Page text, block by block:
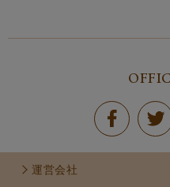
運営会社